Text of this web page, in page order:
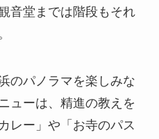
音堂までは階段もそれ
のパノラマを楽しみな
ューは、精進の教えを
レー」や「お寺のパス